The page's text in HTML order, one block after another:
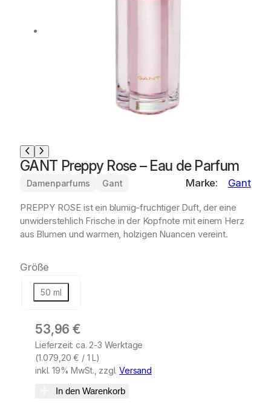
GANT Preppy Rose – Eau de Parfum
Damenparfums Gant Marke: Gant
PREPPY ROSE ist ein blumig-fruchtiger Duft, der eine
unwiderstehlich Frische in der Kopfnote mit einem Herz
aus Blumen und warmen, holzigen Nuancen vereint.
Größe
50 ml
53,96€
Lieferzeit: ca. 2-3 Werktage
(1.079,20€ / 1 L)
inkl. 19% MwSt., zzgl.Versand
In den Warenkorb